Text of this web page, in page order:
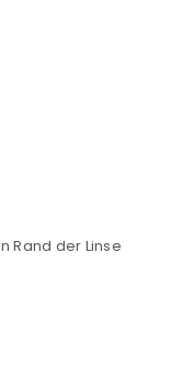
Rand der Linse